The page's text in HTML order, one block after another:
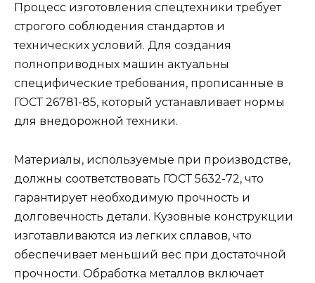
Процесс изготовления спецтехники требует
строгого соблюдения стандартов и
технических условий. Для создания
полноприводных машин актуальны
специфические требования, прописанные в
ГОСТ 26781-85, который устанавливает нормы
для внедорожной техники.
Материалы, используемые при производстве,
должны соответствовать ГОСТ 5632-72, что
гарантирует необходимую прочность и
долговечность детали. Кузовные конструкции
изготавливаются из легких сплавов, что
обеспечивает меньший вес при достаточной
прочности. Обработка металлов включает